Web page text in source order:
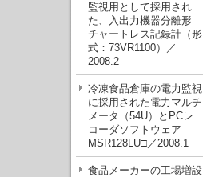
監視用として採用され
た、入出力機器分離形
チャートレス記録計（形
式：73VR1100）／
2008.2
冷凍食品倉庫の電力監視
に採用された電力マルチ
メータ（54U）とPCレ
コーダソフトウェア
MSR128LU□／2008.1
食品メーカーの工場増設